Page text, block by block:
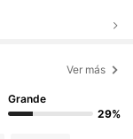
Ver más
Grande
29%